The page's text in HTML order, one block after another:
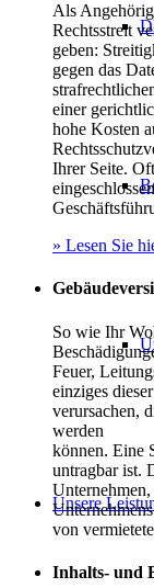
Unsere
Als
Rechtsstreit
geben:
gegen das
einer
hohe Kosten
Ihrer Seite.
» Lesen Sie
So wie Ihr
Feuer,
einziges
verursachen,
werden
können. Eine
untragbar ist.
von
Inhalts- und